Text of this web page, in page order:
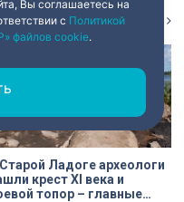
Ладоге археологи
крест XI века и
топор – главные
Вы соглашаетесь на
с Политикой
файлов cookie.